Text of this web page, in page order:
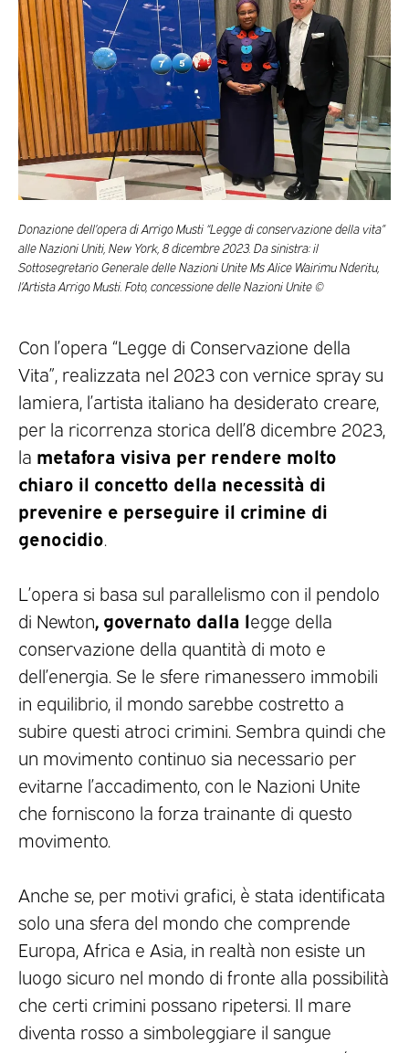
Donazione dell’opera di Arrigo Musti “Legge di conservazione della vita”
alle Nazioni Uniti, New York, 8 dicembre 2023. Da sinistra: il
Sottosegretario Generale delle Nazioni Unite Ms Alice Wairimu Nderitu,
l’Artista Arrigo Musti. Foto, concessione delle Nazioni Unite ©
Con l’opera “Legge di Conservazione della
Vita”, realizzata nel 2023 con vernice spray su
lamiera, l’artista italiano ha desiderato creare,
per la ricorrenza storica dell’8 dicembre 2023,
la metafora visiva per rendere molto
chiaro il concetto della necessità di
prevenire e perseguire il crimine di
genocidio
L’opera si basa sul parallelismo con il pendolo
di Newton, governato dalla legge della
conservazione della quantità di moto e
dell’energia. Se le sfere rimanessero immobili
in equilibrio, il mondo sarebbe costretto a
subire questi atroci crimini. Sembra quindi che
un movimento continuo sia necessario per
evitarne l’accadimento, con le Nazioni Unite
che forniscono la forza trainante di questo
movimento.
Anche se, per motivi grafici, è stata identificata
solo una sfera del mondo che comprende
Europa, Africa e Asia, in realtà non esiste un
luogo sicuro nel mondo di fronte alla possibilità
che certi crimini possano ripetersi. Il mare
diventa rosso a simboleggiare il sangue